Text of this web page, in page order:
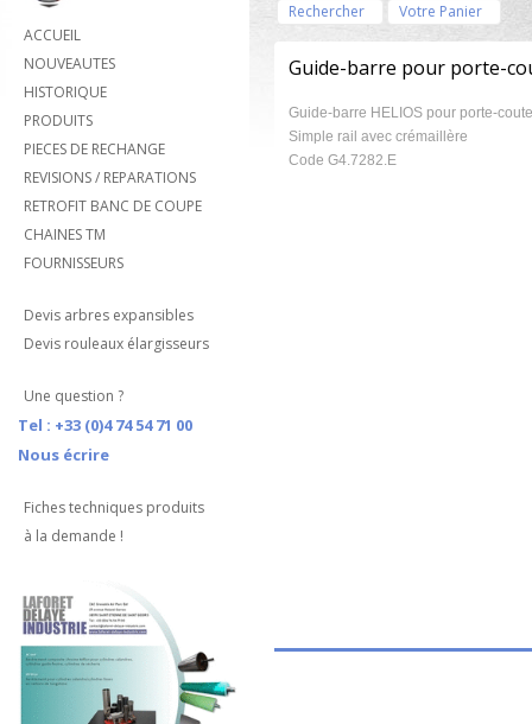
ACCUEIL
NOUVEAUTES
HISTORIQUE
PRODUITS
PIECES DE RECHANGE
REVISIONS / REPARATIONS
RETROFIT BANC DE COUPE
CHAINES TM
FOURNISSEURS
Devis arbres expansibles
Devis rouleaux élargisseurs
Une question ?
Tel : +33 (0)4 74 54 71 00
Nous écrire
Fiches techniques produits
à la demande !
Rechercher Votre Panier
Guide-barre pour porte-
Guide-barre HELIOS pour porte-
Simple rail avec crémaillère
Code G4.7282.E